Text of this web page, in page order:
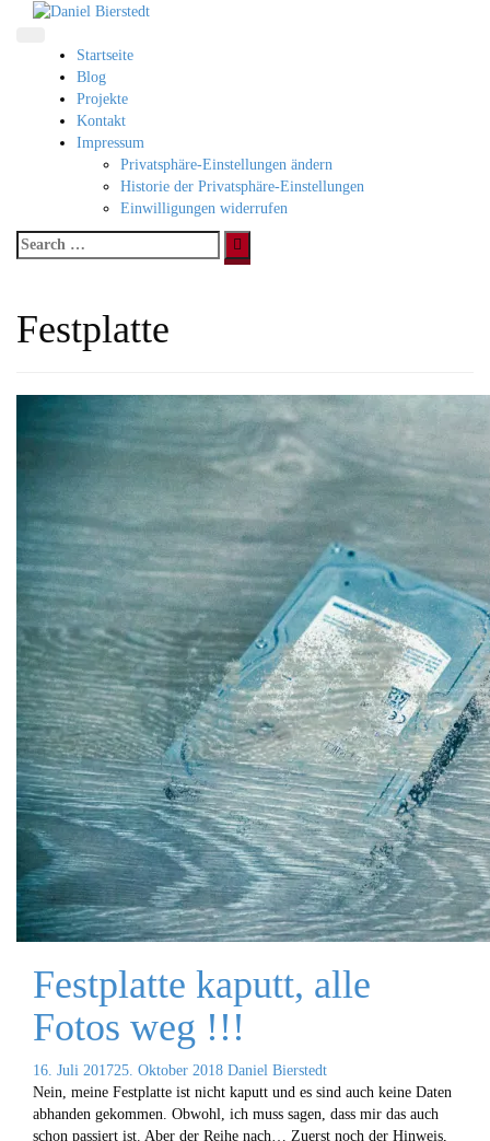
Direkt
Startseite
Blog
Projekte
Kontakt
Impressum
Privatsphäre-Einstellungen ändern
Historie der Privatsphäre-Einstellungen
Einwilligungen widerrufen
Search
for:
Festplatte
Festplatte kaputt, alle
Fotos weg !!!
16. Juli 201725. Oktober 2018 Daniel Bierstedt
Nein, meine Festplatte ist nicht kaputt und es sind auch keine Daten
abhanden gekommen. Obwohl, ich muss sagen, dass mir das auch
schon passiert ist. Aber der Reihe nach… Zuerst noch der Hinweis,